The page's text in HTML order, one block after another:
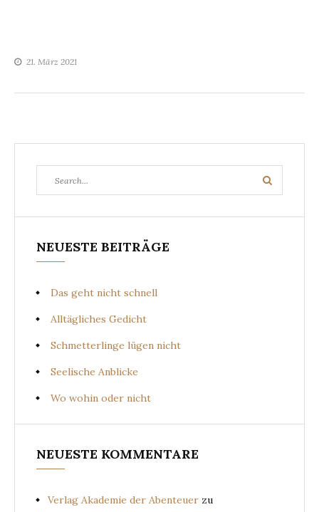
21. März 2021
for:
Search
NEUESTE BEITRÄGE
Das geht nicht schnell
Alltägliches Gedicht
Schmetterlinge lügen nicht
Seelische Anblicke
Wo wohin oder nicht
NEUESTE KOMMENTARE
Verlag Akademie der Abenteuer zu